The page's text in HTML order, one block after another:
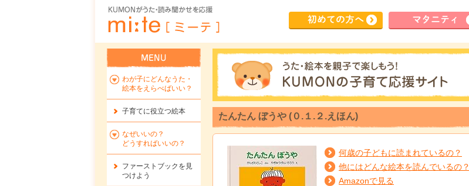
初めての方へ マタ ニティ
たんたん ぼうや (０.１.２.えほん)
何歳の子どもに読まれているの？
他にはどんな絵本を読んでいるの？
Amazonで見る
わが子にどんなうた・
絵本をえらべばいい？
子育てに役立つ絵本
なぜいいの？
どうすればいいの？
ファーストブックを 見
つけよう